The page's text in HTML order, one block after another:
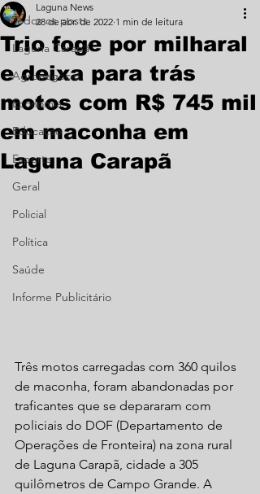
Todos os posts
Laguna Carapã
Agronegócio
Economia
Educação
Esporte
Geral
Policial
Política
Saúde
Informe Publicitário
Trio foge por milharal
e deixa para trás
motos com R$ 745 mil
em maconha em
Laguna Carapã
Laguna News
28 de abr. de 2022 1 min de leitura
Três motos carregadas com 360 quilos
de maconha, foram abandonadas por
traficantes que se depararam com
policiais do DOF (Departamento de
Operações de Fronteira) na zona rural
de Laguna Carapã, cidade a 305
quilômetros de Campo Grande. A